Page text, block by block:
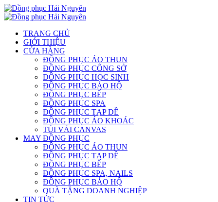
TRANG CHỦ
GIỚI THIỆU
CỬA HÀNG
ĐỒNG PHỤC ÁO THUN
ĐỒNG PHỤC CÔNG SỞ
ĐỒNG PHỤC HỌC SINH
ĐỒNG PHỤC BẢO HỘ
ĐỒNG PHỤC BẾP
ĐỒNG PHỤC SPA
ĐỒNG PHỤC TẠP DỀ
ĐỒNG PHỤC ÁO KHOÁC
TÚI VẢI CANVAS
MAY ĐỒNG PHỤC
ĐỒNG PHỤC ÁO THUN
ĐỒNG PHỤC TẠP DỀ
ĐỒNG PHỤC BẾP
ĐỒNG PHỤC SPA, NAILS
ĐỒNG PHỤC BẢO HỘ
QUÀ TẶNG DOANH NGHIỆP
TIN TỨC